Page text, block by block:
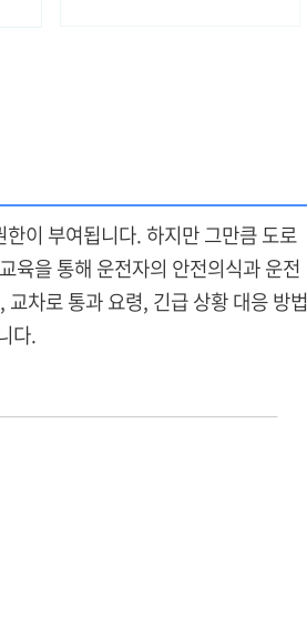
이 부여됩니다. 하지만 그만큼 도로
육을 통해 운전자의 안전의식과 운전
차로 통과 요령, 긴급 상황 대응 방법
다.